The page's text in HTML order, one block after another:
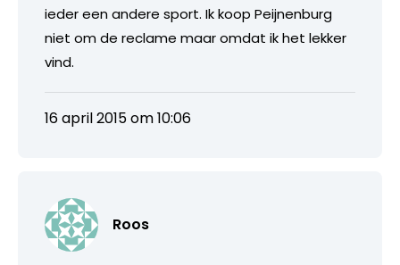
ieder een andere sport. Ik koop Peijnenburg
niet om de reclame maar omdat ik het lekker
vind.
16 april 2015 om 10:06
Roos